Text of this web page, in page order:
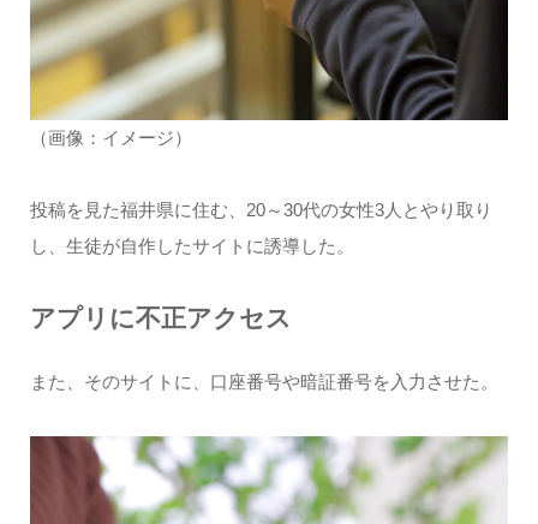
（画像：イメージ）
投稿を見た福井県に住む、20～30代の女性3人とやり取り
し、生徒が自作したサイトに誘導した。
アプリに不正アクセス
また、そのサイトに、口座番号や暗証番号を入力させた。